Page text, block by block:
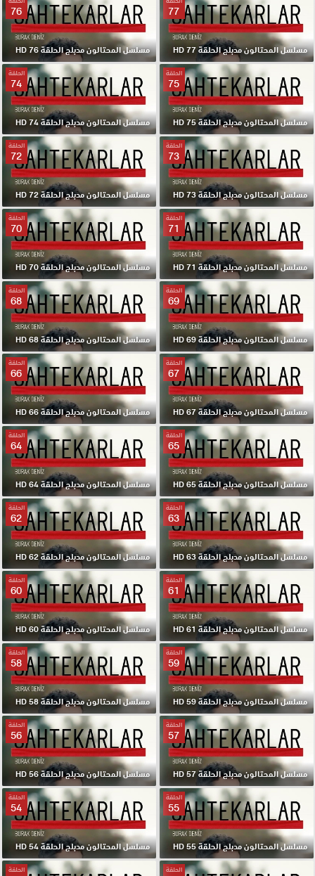
77
مسلسل المحتالون مدبلج الحلقة 77 HD
76
مسلسل المحتالون مدبلج الحلقة 76 HD
الحلقة
75
مسلسل المحتالون مدبلج الحلقة 75 HD
الحلقة
74
مسلسل المحتالون مدبلج الحلقة 74 HD
الحلقة
73
مسلسل المحتالون مدبلج الحلقة 73 HD
الحلقة
72
مسلسل المحتالون مدبلج الحلقة 72 HD
الحلقة
71
مسلسل المحتالون مدبلج الحلقة 71 HD
الحلقة
70
مسلسل المحتالون مدبلج الحلقة 70 HD
الحلقة
69
مسلسل المحتالون مدبلج الحلقة 69 HD
الحلقة
68
مسلسل المحتالون مدبلج الحلقة 68 HD
الحلقة
67
مسلسل المحتالون مدبلج الحلقة 67 HD
الحلقة
66
مسلسل المحتالون مدبلج الحلقة 66 HD
الحلقة
65
مسلسل المحتالون مدبلج الحلقة 65 HD
الحلقة
64
مسلسل المحتالون مدبلج الحلقة 64 HD
الحلقة
63
مسلسل المحتالون مدبلج الحلقة 63 HD
الحلقة
62
مسلسل المحتالون مدبلج الحلقة 62 HD
الحلقة
61
مسلسل المحتالون مدبلج الحلقة 61 HD
الحلقة
60
مسلسل المحتالون مدبلج الحلقة 60 HD
الحلقة
59
مسلسل المحتالون مدبلج الحلقة 59 HD
الحلقة
58
مسلسل المحتالون مدبلج الحلقة 58 HD
الحلقة
57
مسلسل المحتالون مدبلج الحلقة 57 HD
الحلقة
56
مسلسل المحتالون مدبلج الحلقة 56 HD
الحلقة
55
مسلسل المحتالون مدبلج الحلقة 55 HD
الحلقة
54
مسلسل المحتالون مدبلج الحلقة 54 HD
الحلقة الحلقة